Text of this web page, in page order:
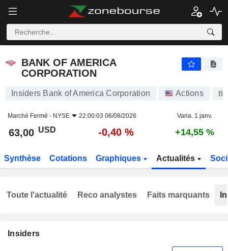
BANK OF AMERICA
CORPORATION
Insiders Bank of America Corporation Actions
Marché Fermé - NYSE 22:00:03 06/08/2026 Varia. 1 janv.
63,00 USD -0,40 % +14,55 %
Synthèse Cotations Graphiques Actualités
Insiders
Toute l'actualité Reco analystes Faits marquants